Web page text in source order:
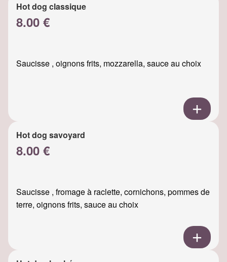
Hot dog classique
8.00 €
Saucisse , oignons frits, mozzarella, sauce au choix
Hot dog savoyard
8.00 €
Saucisse , fromage à raclette, cornichons, pommes de
terre, oignons frits, sauce au choix